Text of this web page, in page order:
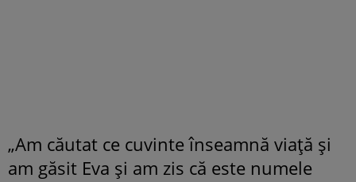
„Am căutat ce cuvinte înseamnă viață și
am găsit Eva și am zis că este numele